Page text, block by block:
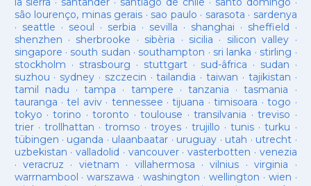
são lourenço, minas gerais · sao paulo · sarasota · sardenya
· seattle · seoul · serbia · sevilla · shanghai · sheffield ·
shenzhen · sherbrooke · sibèria · sicilia · silicon valley ·
singapore · south sudan · southampton · sri lanka · stirling ·
stockholm · strasbourg · stuttgart· sud-âfrica · sudan ·
suzhou · sydney · szczecin ·tailandia ·taiwan · tajikistan ·
tamil nadu ·tampa · tampere · tanzania ·tasmania ·
tauranga ·tel aviv· tennessee ·tijuana ·timisoara ·togo ·
tokyo ·torino ·toronto ·toulouse ·transilvania ·treviso ·
trier· trollhattan · tromso · troyes·trujillo ·tunis ·turku ·
tübingen · uganda · ulaanbaatar · uruguay · utah · utrecht ·
uzbekistan · valladolid · vancouver· vasterbotten · venezia
· veracruz · vietnam · villahermosa ·vilnius ·virginia ·
warrnambool ·warszawa ·washington · wellington · wien ·